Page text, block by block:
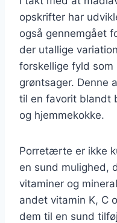
opskrifter har
også gennemgået
der utallige
forskellige fyld
grøntsager. Denne
til en favorit blandt
og hjemmekokke.
Porretærte er ikke
en sund mulighed,
vitaminer og
andet vitamin K, C
dem til en sund